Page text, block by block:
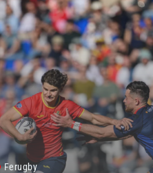
Ferugby